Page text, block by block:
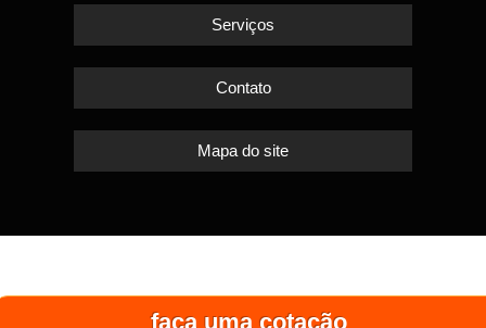
faça uma cotação
Serviços
Contato
Mapa do site